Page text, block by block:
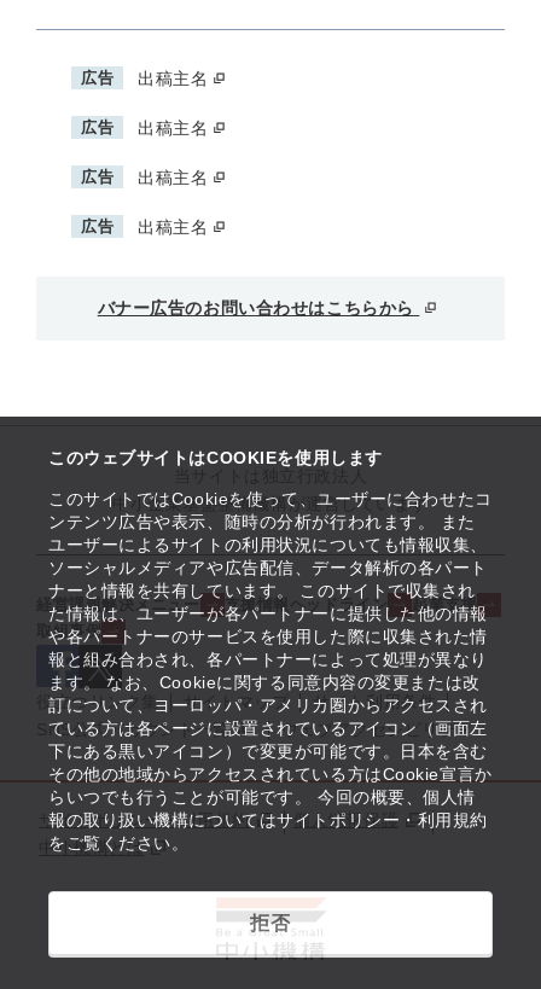
このウェブサイトはCOOKIEを使用します
このサイトではCookieを使って、ユーザーに合わせたコ
ンテンツ広告や表示、随時の分析が行われます。 また
ユーザーによるサイトの利用状況についても情報収集、
ソーシャルメディアや広告配信、データ解析の各パート
ナーと情報を共有しています。 このサイトで収集され
た情報は、ユーザーが各パートナーに提供した他の情報
や各パートナーのサービスを使用した際に収集された情
報と組み合わされ、各パートナーによって処理が異なり
ます。 なお、Cookieに関する同意内容の変更または改
訂について、ヨーロッパ・アメリカ圏からアクセスされ
ている方は各ページに設置されているアイコン（画面左
下にある黒いアイコン）で変更が可能です。日本を含む
その他の地域からアクセスされている方はCookie宣言か
らいつでも行うことが可能です。 今回の概要、個人情
報の取り扱い機構についてはサイトポリシー・利用規約
をご覧ください。
拒否
広告 出稿主名
広告 出稿主名
広告 出稿主名
広告 出稿主名
バナー広告のお問い合わせはこちらから
中小企業基盤整備機構が運営しています
経営課題解決メニュー 支援情報ヘッドライン
起業支援
取組事例
役立つリンク集 サイトマップ
サイト利用条件
SNS公式アカウント一覧
ウェブアクセシビリティ
サイトポリシー・利用規約
個人情報保護
中小機構とは